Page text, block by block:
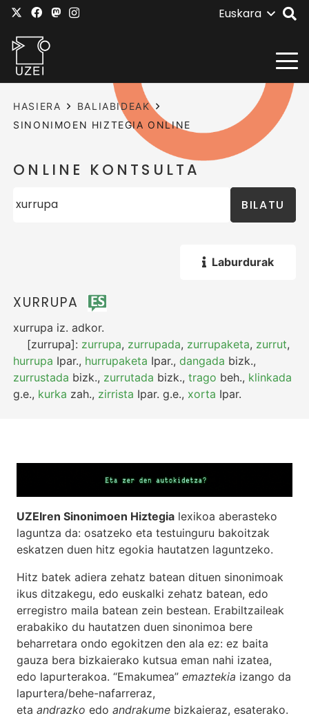
Euskara
HASIERA
BALIABIDEAK
SINONIMOEN HIZTEGIA ONLINE
ONLINE KONTSULTA
BILATU
Laburdurak
XURRUPA
xurrupa iz. adkor.
[zurrupa]: zurrupa, zurrupada, zurrupaketa, zurrut,
hurrupa Ipar., hurrupaketa Ipar.,dangada bizk.,
zurrustada bizk., zurrutada bizk.,trago beh., klinkada
g.e., kurka zah., zirrista Ipar. g.e., xorta Ipar.
UZEIren Sinonimoen Hiztegia lexikoa aberasteko
laguntza da: osatzeko eta testuinguru bakoitzak
eskatzen duen hitz egokia hautatzen laguntzeko.
Hitz batek adiera zehatz batean dituen sinonimoak
ikus ditzakegu, edo euskalki zehatz batean, edo
erregistro maila batean zein bestean. Erabiltzaileak
erabakiko du hautatzen duen sinonimoa bere
beharretara ondo egokitzen den ala ez: ez baita
gauza bera bizkaierako kutsua eman nahi izatea,
edo lapurterakoa. “Emakumea” emaztekia izango da
lapurtera/behe-nafarreraz,
eta andrazko edo andrakume bizkaieraz, esaterako.